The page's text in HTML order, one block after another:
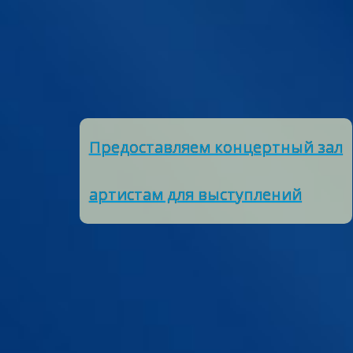
Предоставляем концертный зал
артистам для выступлений